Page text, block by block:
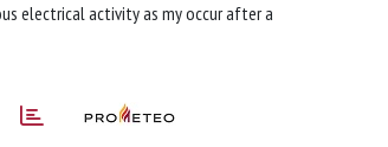
electrical activity as my occur after a